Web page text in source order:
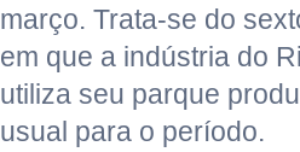
março. Trata-se do
em que a indústria do
utiliza seu parque
usual para o período.